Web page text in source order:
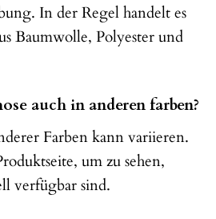
In der Regel handelt es
Baumwolle, Polyester und
auch in anderen farben?
Farben kann variieren.
um zu sehen,
verfügbar sind.